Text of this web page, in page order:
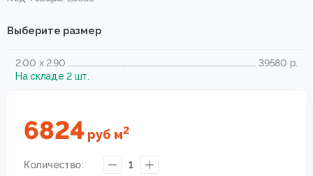
Выберите размер
2.00 x 2.90
39580 р.
На складе 2 шт.
6824 руб м2
Количество: 1